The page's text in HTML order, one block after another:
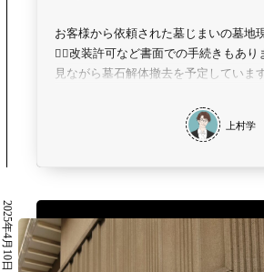
お客様から依頼された墓じまいの墓地
🕵️‍♂️改装許可など書面での手続きもあり
見ながら墓石解体撤去を予定していま
上村学
2025年4月10日